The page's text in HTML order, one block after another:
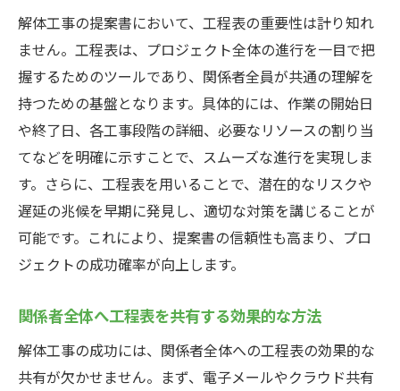
解体工事の提案書において、工程表の重要性は計り知れ
ません。工程表は、プロジェクト全体の進行を一目で把
握するためのツールであり、関係者全員が共通の理解を
持つための基盤となります。具体的には、作業の開始日
や終了日、各工事段階の詳細、必要なリソースの割り当
てなどを明確に示すことで、スムーズな進行を実現しま
す。さらに、工程表を用いることで、潜在的なリスクや
遅延の兆候を早期に発見し、適切な対策を講じることが
可能です。これにより、提案書の信頼性も高まり、プロ
ジェクトの成功確率が向上します。
関係者全体へ工程表を共有する効果的な方法
解体工事の成功には、関係者全体への工程表の効果的な
共有が欠かせません。まず、電子メールやクラウド共有